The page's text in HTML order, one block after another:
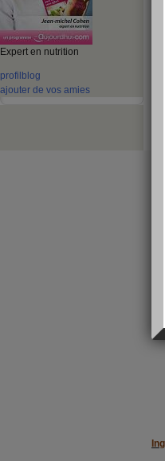
Expert en nutrition
profil blog
ajouter de vos amies